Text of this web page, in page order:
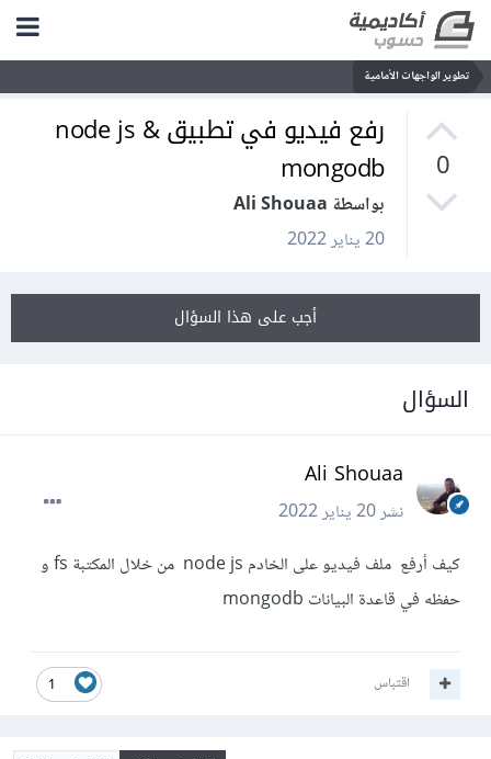
تطوير الواجهات الأمامية
0
رفع فيديو في تطبيق node js &
mongodb
بواسطة Ali Shouaa
20 يناير 2022
أجب على هذا السؤال
السؤال
Ali Shouaa
نشر20 يناير 2022
كيف أرفع ملف فيديو على الخادم node js من خلال المكتبة fs و
حفظه في قاعدة البيانات mongodb
1 اقتباس